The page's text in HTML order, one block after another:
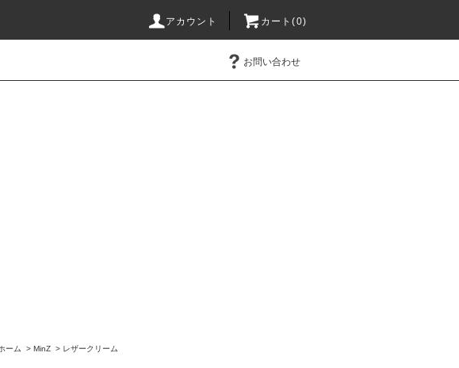
アカウント カート(0)
お問い合わせ
ーム > MinZ > レザークリーム